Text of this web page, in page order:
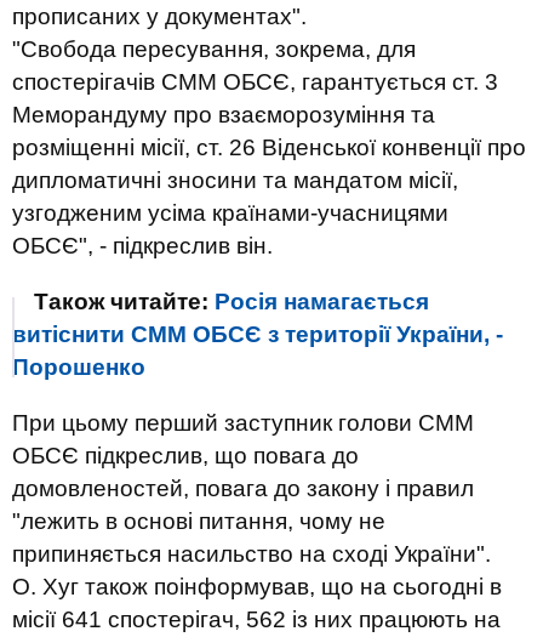
прописаних у документах".
"Свобода пересування, зокрема, для
спостерігачів СММ ОБСЄ, гарантується ст. 3
Меморандуму про взаєморозуміння та
розміщенні місії, ст. 26 Віденської конвенції про
дипломатичні зносини та мандатом місії,
узгодженим усіма країнами-учасницями
ОБСЄ", - підкреслив він.
Також читайте: Росія намагається
витіснити СММ ОБСЄ з території України, -
Порошенко
При цьому перший заступник голови СММ
ОБСЄ підкреслив, що повага до
домовленостей, повага до закону і правил
"лежить в основі питання, чому не
припиняється насильство на сході України".
О. Хуг також поінформував, що на сьогодні в
місії 641 спостерігач, 562 із них працюють на